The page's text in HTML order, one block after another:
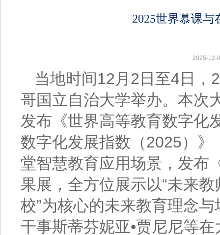
2025世界慕课
2025-12-
当地时间12月2日至4日，
哥国立自治大学举办。本次
发布《世界高等教育数字化
数字化发展指数（2025）》
堂智慧教育应用场景，发布
果展，全方位展示以“未来教
校”为核心的未来教育理念
干事斯蒂芬妮亚•贾尼尼等